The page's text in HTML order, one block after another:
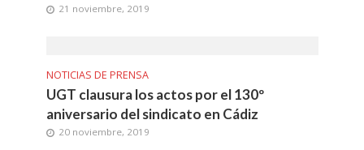
21 noviembre, 2019
NOTICIAS DE PRENSA
UGT clausura los actos por el 130º
aniversario del sindicato en Cádiz
20 noviembre, 2019